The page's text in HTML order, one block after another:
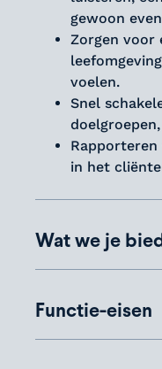
gewoon
Zorgen voor
voelen.
Snel
Rapporteren
in het
Wat we je
Tijdelijk
Contracturen
Flexibiliteit
Functie-eisen
We zoeken een